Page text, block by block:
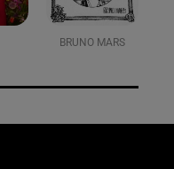
BRUNO MARS